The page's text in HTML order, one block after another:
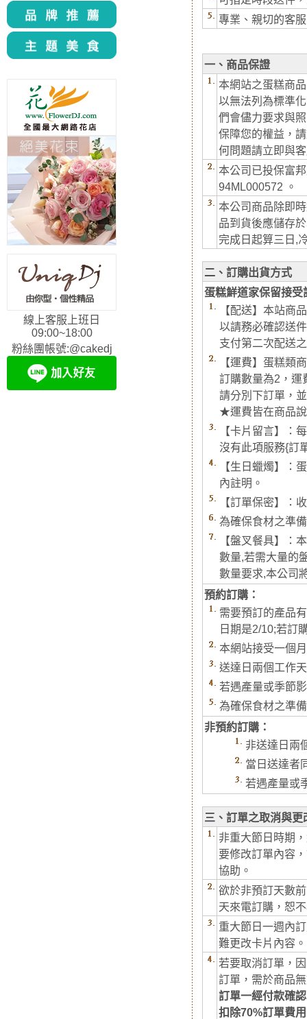
線上客服上班日
09:00~18:00
粉絲團帳號:@cakedj
專業、親切的客
一、商品保證
本網站之蛋糕商
以無法列為標準
們會儘力要求與
保障您的權益，
何問題請立即與
本公司已投保富
94ML000572 。
本公司商品除即
品到貨後應儲存
完成日起算三日,
二、訂購出貨方式
蛋糕鮮道家保留接受
【配送】本站商
以請務必確認送
支付第二次配送
【運費】蛋糕類
訂購數量為2，
請分別下訂單，
★運費皆在商品
【卡片留言】：
沒有此項服務{訂
【生日蠟燭】：
內註明。
【訂單保密】：
為確保食材之準
【盤叉餐具】：
數量,若需大量的
數量要求,本公司
預約訂購：
需要預訂的產品
日期是2/10;若訂
本網站接受一個
送達日兩個工作
若遇產量或季節
為確保食材之準
非預約訂購：
非送達日兩
當日送達者
若遇產量或
三、訂單之取消與更
非重大節日時期
要修改訂單內容
協助。
欲於非預訂天數
天來電訂購，恕
重大節日一週內
難更改卡片內容。
若要取消訂單，
訂單，需於商品
訂單一經付款確
扣除70%訂單費